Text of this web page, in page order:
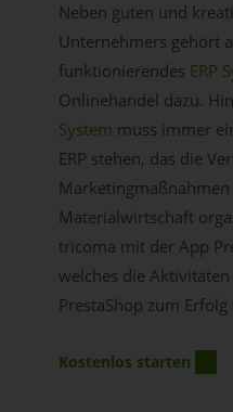
Neben guten und
Unternehmers gehört
funktionierendes ERP
Onlinehandel dazu.
System muss immer
ERP stehen, das die
Materialwirtschaft
tricoma mit der App
welches die
PrestaShop zum
Kostenlos starten